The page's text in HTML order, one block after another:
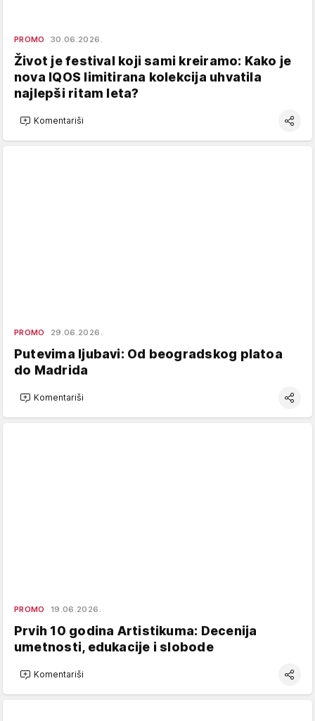
PROMO 30.06.2026.
Život je festival koji sami kreiramo: Kako je
nova IQOS limitirana kolekcija uhvatila
najlepši ritam leta?
Komentariši
PROMO 29.06.2026.
Putevima ljubavi: Od beogradskog platoa
do Madrida
Komentariši
PROMO 19.06.2026.
Prvih 10 godina Artistikuma: Decenija
umetnosti, edukacije i slobode
Komentariši